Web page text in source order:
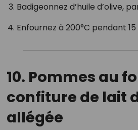
Badigeonnez d’huile d’olive,
Enfournez à 200°C pendant
10. Pommes au
confiture de lait
allégée